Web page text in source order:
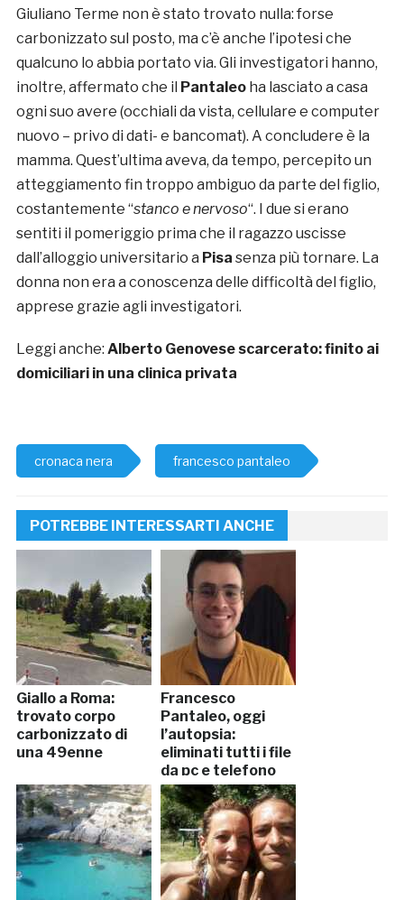
Giuliano Terme non è stato trovato nulla: forse
carbonizzato sul posto, ma c’è anche l’ipotesi che
qualcuno lo abbia portato via. Gli investigatori hanno,
inoltre, affermato che il Pantaleoha lasciato a casa
ogni suo avere (occhiali da vista, cellulare e computer
nuovo – privo di dati- e bancomat). A concludere è la
mamma. Quest’ultima aveva, da tempo, percepito un
atteggiamento fin troppo ambiguo da parte del figlio,
costantemente “stanco e nervoso“. I due si erano
sentiti il pomeriggio prima che il ragazzo uscisse
dall’alloggio universitario a Pisa senza più tornare. La
donna non era a conoscenza delle difficoltà del figlio,
apprese grazie agli investigatori.
Leggi anche: Alberto Genovese scarcerato: finito ai
domiciliari in una clinica privata
cronaca nera francesco pantaleo
POTREBBE INTERESSARTI ANCHE
Giallo a Roma:
trovato corpo
carbonizzato di
una 49enne
Francesco
Pantaleo, oggi
l’autopsia:
eliminati tutti i file
da pc e telefono